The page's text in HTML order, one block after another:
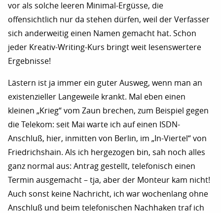
vor als solche leeren Minimal-Ergüsse, die
offensichtlich nur da stehen dürfen, weil der Verfasser
sich anderweitig einen Namen gemacht hat. Schon
jeder Kreativ-Writing-Kurs bringt weit lesenswertere
Ergebnisse!
Lästern ist ja immer ein guter Ausweg, wenn man an
existenzieller Langeweile krankt. Mal eben einen
kleinen „Krieg“ vom Zaun brechen, zum Beispiel gegen
die Telekom: seit Mai warte ich auf einen ISDN-
Anschluß, hier, inmitten von Berlin, im „In-Viertel“ von
Friedrichshain. Als ich hergezogen bin, sah noch alles
ganz normal aus: Antrag gestellt, telefonisch einen
Termin ausgemacht – tja, aber der Monteur kam nicht!
Auch sonst keine Nachricht, ich war wochenlang ohne
Anschluß und beim telefonischen Nachhaken traf ich